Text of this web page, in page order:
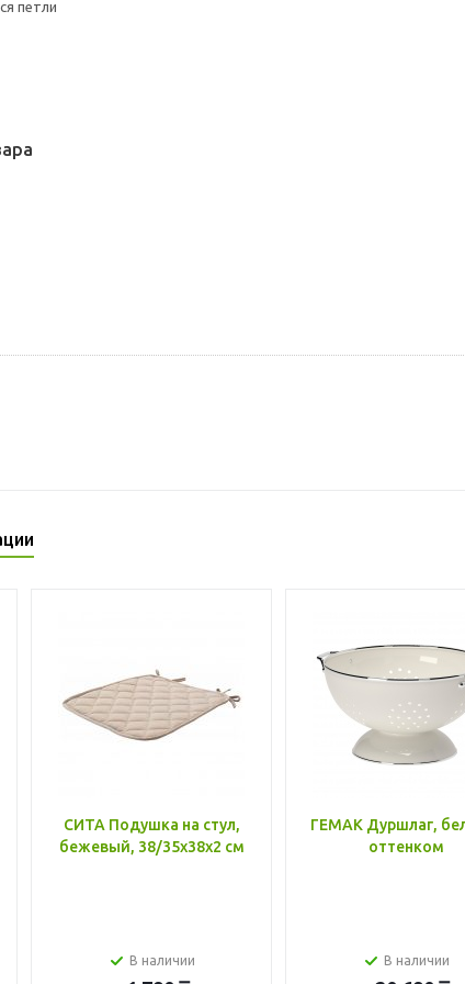
петли
СИТА Подушка на стул,
бежевый, 38/35x38x2 см
В наличии
ГЕМАК Дуршлаг,
оттенком
В наличии